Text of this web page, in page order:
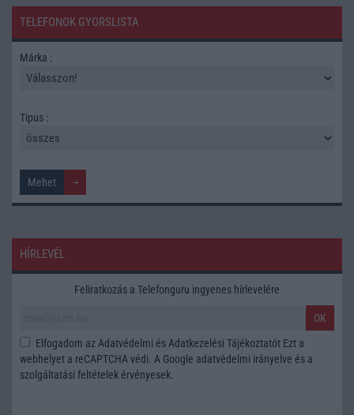
TELEFONOK GYORSLISTA
Márka :
Tipus :
HÍRLEVÉL
Feliratkozás a Telefonguru ingyenes hírlevelére
OK
Elfogadom az Adatvédelmi és Adatkezelési Tájékoztatót Ezt a
webhelyet a reCAPTCHA védi. A Google adatvédelmi irányelve és a
szolgáltatási feltételek érvényesek.